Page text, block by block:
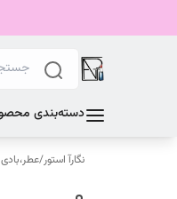
دسته‌بندی
نگارآ استور/